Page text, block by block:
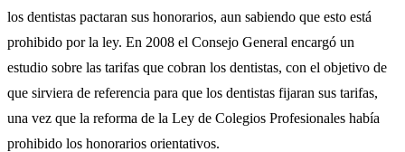
los dentistas pactaran sus honorarios, aun sabiendo que esto está
prohibido por la ley. En 2008 el Consejo General encargó un
estudio sobre las tarifas que cobran los dentistas, con el objetivo de
que sirviera de referencia para que los dentistas fijaran sus tarifas,
una vez que la reforma de la Ley de Colegios Profesionales había
prohibido los honorarios orientativos.